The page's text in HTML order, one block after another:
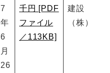
7
年
6
月
26
千円 [PDF
ファイル
／113KB]
建設
（株）